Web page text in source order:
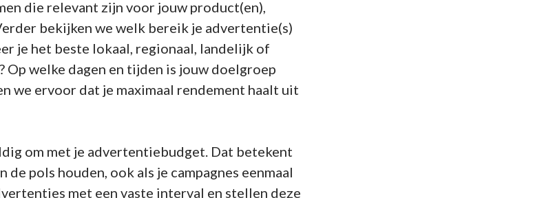
die relevant zijn voor jouw product(en),
bekijken we welk bereik je advertentie(s)
je het beste lokaal, regionaal, landelijk of
Op welke dagen en tijden is jouw doelgroep
we ervoor dat je maximaal rendement haalt uit
om met je advertentiebudget. Dat betekent
de pols houden, ook als je campagnes eenmaal
met een vaste interval en stellen deze